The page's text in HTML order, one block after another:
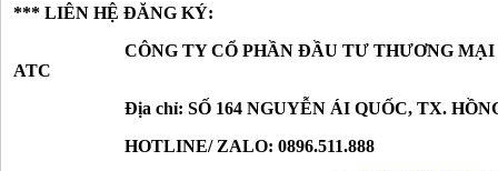
*** LIÊN HỆ ĐĂNG KÝ:
CÔNG TY CỔ PHẦN ĐẦU TƯ THƯƠNG MẠI VÀ
ATC
Địa chỉ: SỐ 164 NGUYỄN ÁI QUỐC, TX. HỒNG
HOTLINE/ ZALO: 0896.511.888